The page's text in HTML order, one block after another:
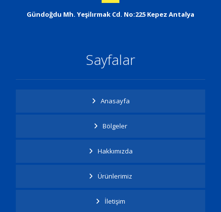
Gündoğdu Mh. Yeşilırmak Cd. No:225 Kepez Antalya
Sayfalar
Anasayfa
Bölgeler
Hakkımızda
Ürünlerimiz
İletişim